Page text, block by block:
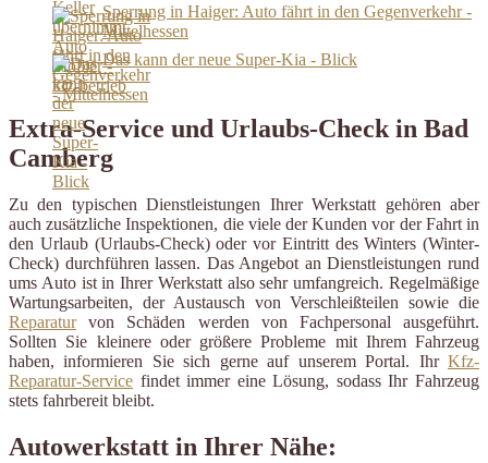
Sperrung in Haiger: Auto fährt in den Gegenverkehr -
Mittelhessen
Das kann der neue Super-Kia - Blick
Extra-Service und Urlaubs-Check in Bad
Camberg
Zu den typischen Dienstleistungen Ihrer Werkstatt gehören aber
auch zusätzliche Inspektionen, die viele der Kunden vor der Fahrt in
den Urlaub (Urlaubs-Check) oder vor Eintritt des Winters (Winter-
Check) durchführen lassen. Das Angebot an Dienstleistungen rund
ums Auto ist in Ihrer Werkstatt also sehr umfangreich. Regelmäßige
Wartungsarbeiten, der Austausch von Verschleißteilen sowie die
Reparaturvon Schäden werden von Fachpersonal ausgeführt.
Sollten Sie kleinere oder größere Probleme mit Ihrem Fahrzeug
haben, informieren Sie sich gerne auf unserem Portal. Ihr Kfz-
Reparatur-Service findet immer eine Lösung, sodass Ihr Fahrzeug
stets fahrbereit bleibt.
Autowerkstatt in Ihrer Nähe: